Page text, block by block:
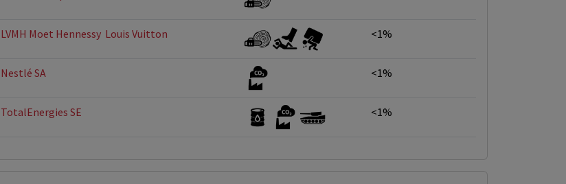
LVMH Moet Hennessy  Louis Vuitton <1%
Nestlé SA <1%
TotalEnergies SE <1%